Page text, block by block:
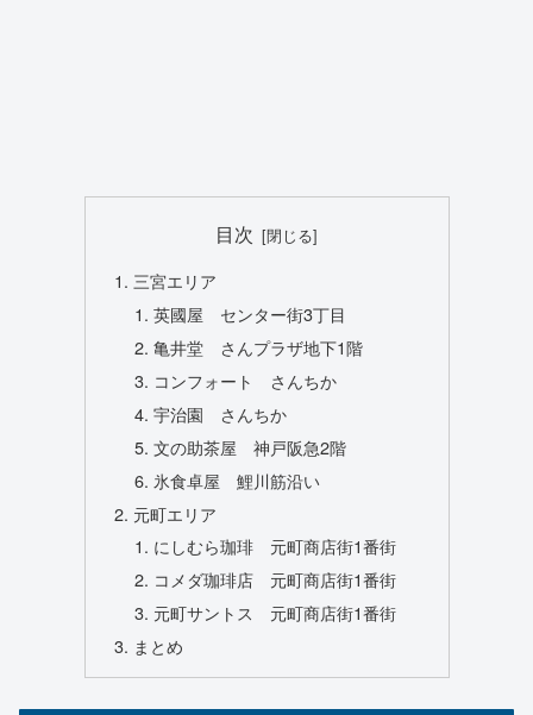
目次
三宮エリア
英國屋 センター街3丁目
亀井堂 さんプラザ地下1階
コンフォート さんちか
宇治園 さんちか
文の助茶屋 神戸阪急2階
氷食卓屋 鯉川筋沿い
元町エリア
にしむら珈琲 元町商店街1番街
コメダ珈琲店 元町商店街1番街
元町サントス 元町商店街1番街
まとめ